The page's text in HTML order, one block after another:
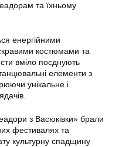
та їхньому
енергійними
костюмами та
вміло поєднують
танцювальні елементи з
унікальне і
з Васюківки» брали
фестивалях та
культурну спадщину